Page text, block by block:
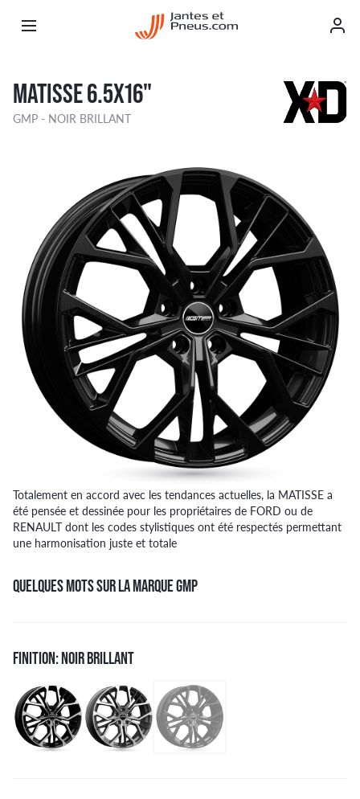
MATISSE 6.5X16"
GMP - NOIR BRILLANT
Totalement en accord avec les tendances actuelles, la MATISSE a
été pensée et dessinée pour les propriétaires de FORD ou de
RENAULT dont les codes stylistiques ont été respectés permettant
une harmonisation juste et totale
QUELQUES MOTS SUR LA MARQUE GMP
FINITION: NOIR BRILLANT